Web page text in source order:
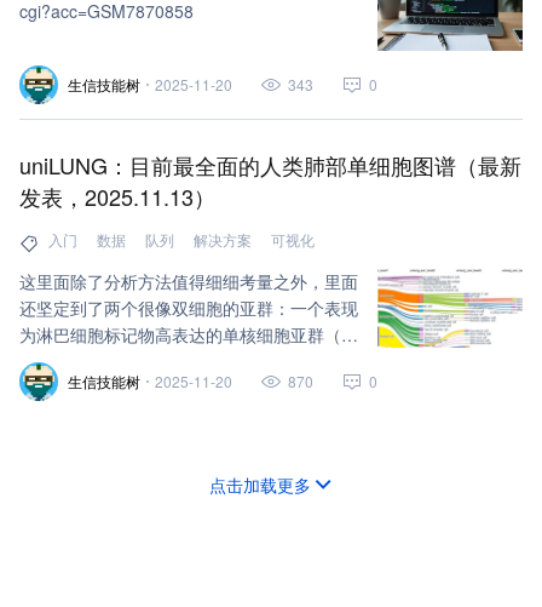
cgi?acc=GSM7870858
生信技能树 2025-11-20 343 0
uniLUNG：目前最全面的人类肺部单细胞图谱（最新
发表，2025.11.13）
入门 数据 队列 解决方案 可视化
这里面除了分析方法值得细细考量之外，里面
还坚定到了两个很像双细胞的亚群：一个表现
为淋巴细胞标记物高表达的单核细胞亚群（命
名为Lym-单核细胞），另一个则是富含T细胞
标记物的B细胞亚群（命名为T样B细胞）。
生信技能树 2025-11-20 870 0
点击加载更多